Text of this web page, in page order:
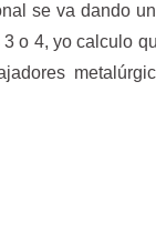
se va dando
o 4, yo calculo